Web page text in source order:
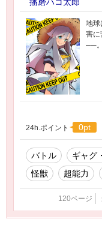
地
害に
──
24h.ポイント 0pt
バトル ギャグ
怪獣
超能力
120ページ